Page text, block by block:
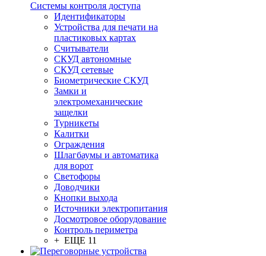
Системы контроля доступа
Идентификаторы
Устройства для печати на
пластиковых картах
Считыватели
СКУД автономные
СКУД сетевые
Биометрические СКУД
Замки и
электромеханические
защелки
Турникеты
Калитки
Ограждения
Шлагбаумы и автоматика
для ворот
Светофоры
Доводчики
Кнопки выхода
Источники электропитания
Досмотровое оборудование
Контроль периметра
+ ЕЩЕ 11